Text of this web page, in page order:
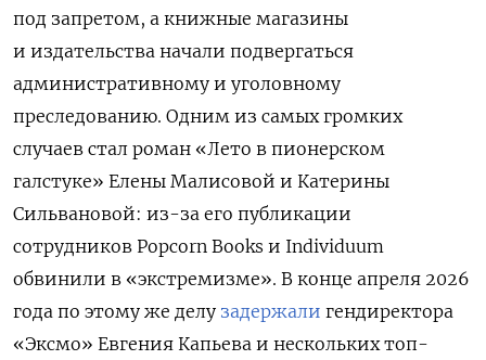
под запретом, а книжные магазины
и издательства начали подвергаться
административному и уголовному
преследованию. Одним из самых громких
случаев стал роман «Лето в пионерском
галстуке» Елены Малисовой и Катерины
Сильвановой: из-за его публикации
сотрудников Popcorn Books и Individuum
обвинили в «экстремизме». В конце апреля 2026
года по этому же делу задержали гендиректора
«Эксмо» Евгения Капьева и нескольких топ-